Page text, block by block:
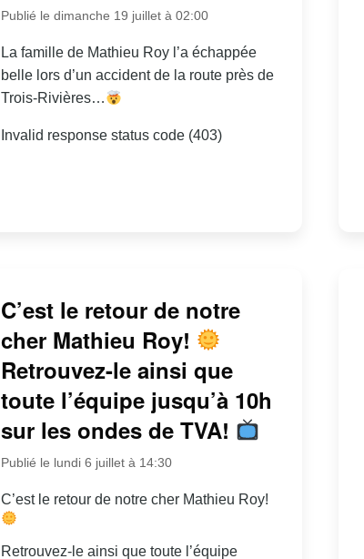
Publié le dimanche 19 juillet à 02:00
La famille de Mathieu Roy l’a échappée
belle lors d’un accident de la route près de
Trois-Rivières…
Invalid response status code (403)
C’est le retour de notre
cher Mathieu Roy!
Retrouvez-le ainsi que
toute l’équipe jusqu’à 10h
sur les ondes de TVA!
Publié le lundi 6 juillet à 14:30
C’est le retour de notre cher Mathieu Roy!
Retrouvez-le ainsi que toute l’équipe